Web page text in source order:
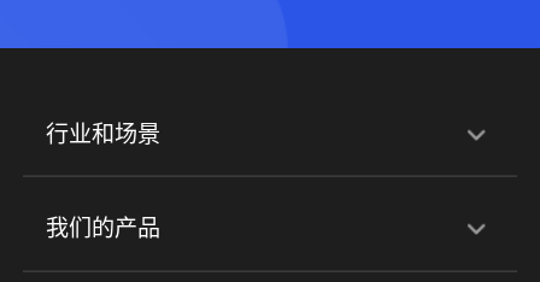
行业和场景
行业解决方案
培训机构 职业技能培训 兴趣培训
我们的产品